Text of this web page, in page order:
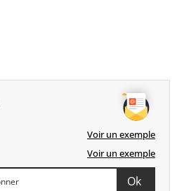
Voir un exemple
Voir un exemple